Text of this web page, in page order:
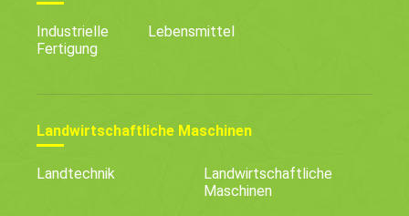
Industrielle
Fertigung
Lebensmittel
Landwirtschaftliche Maschinen
Landtechnik
Landwirtschaftliche
Maschinen